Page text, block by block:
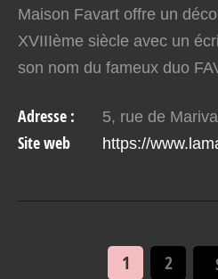
Maison Favart offre un
XVIIIème siècle avec un
son nom du fameux duo
particulièrement…
Adresse : 5, rue de
Site web https://
1 2